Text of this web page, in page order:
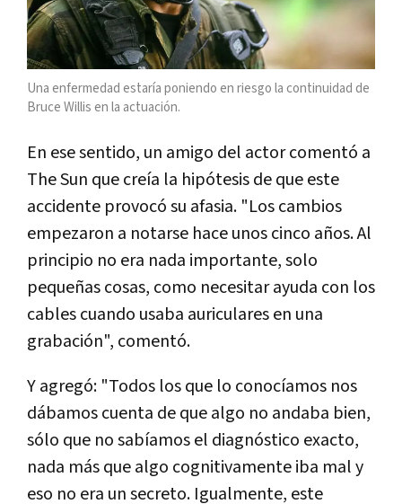
Una enfermedad estaría poniendo en riesgo la continuidad de
Bruce Willis en la actuación.
En ese sentido, un amigo del actor comentó a
The Sun que creía la hipótesis de que este
accidente provocó su afasia. "Los cambios
empezaron a notarse hace unos cinco años. Al
principio no era nada importante, solo
pequeñas cosas, como necesitar ayuda con los
cables cuando usaba auriculares en una
grabación", comentó.
Y agregó: "Todos los que lo conocíamos nos
dábamos cuenta de que algo no andaba bien,
sólo que no sabíamos el diagnóstico exacto,
nada más que algo cognitivamente iba mal y
eso no era un secreto. Igualmente, este